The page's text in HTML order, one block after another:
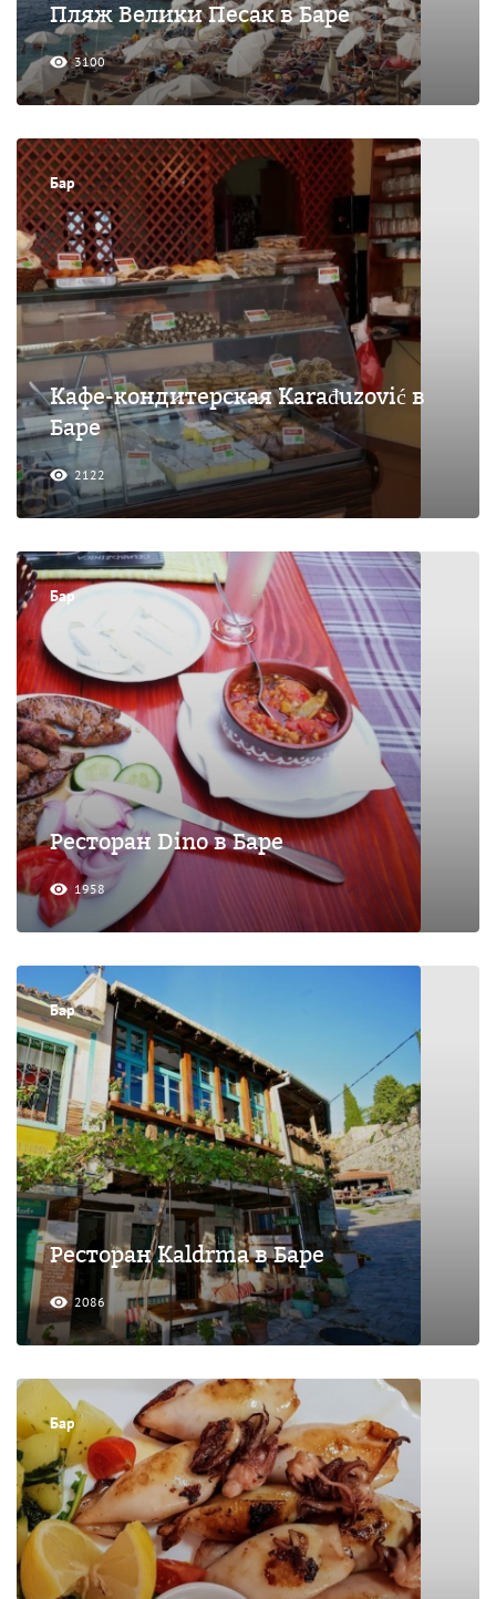
Пляж Велики Песак в Баре
3100
Бар
Кафе-кондитерская Karađuzović в
Баре
2122
Бар
Ресторан Dino в Баре
1958
Бар
Ресторан Kaldrma в Баре
2086
Бар